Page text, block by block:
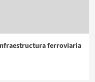
ferroviaria